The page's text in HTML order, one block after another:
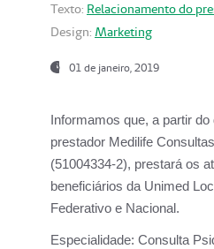
Texto: Relacionamento do
Design: Marketing
01 de janeiro, 2019
Informamos que, a partir do
prestador Medilife
(51004334-2), prestará os
beneficiários da Unimed
Federativo e Nacional.
Especialidade: Consulta